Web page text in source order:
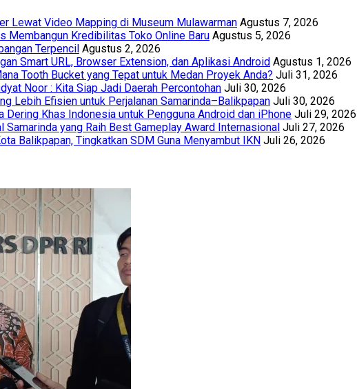
Lewat Video Mapping di Museum Mulawarman Agustus 7, 2026
Membangun Kredibilitas Toko Online Baru Agustus 5, 2026
Terpencil Agustus 2, 2026
Smart URL, Browser Extension, dan Aplikasi Android Agustus 1, 2026
Tooth Bucket yang Tepat untuk Medan Proyek Anda? Juli 31, 2026
Noor : Kita Siap Jadi Daerah Percontohan Juli 30, 2026
Lebih Efisien untuk Perjalanan Samarinda–Balikpapan Juli 30, 2026
Khas Indonesia untuk Pengguna Android dan iPhone Juli 29, 2026
yang Raih Best Gameplay Award Internasional Juli 27, 2026
Balikpapan, Tingkatkan SDM Guna Menyambut IKN Juli 26, 2026